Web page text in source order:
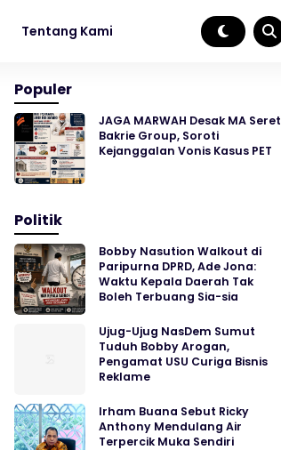
Tentang Kami
Populer
JAGA MARWAH Desak MA Seret
Bakrie Group, Soroti
Kejanggalan Vonis Kasus PET
Politik
Bobby Nasution Walkout di
Paripurna DPRD, Ade Jona:
Waktu Kepala Daerah Tak
Boleh Terbuang Sia-sia
Ujug-Ujug NasDem Sumut
Tuduh Bobby Arogan,
Pengamat USU Curiga Bisnis
Reklame
Irham Buana Sebut Ricky
Anthony Mendulang Air
Terpercik Muka Sendiri